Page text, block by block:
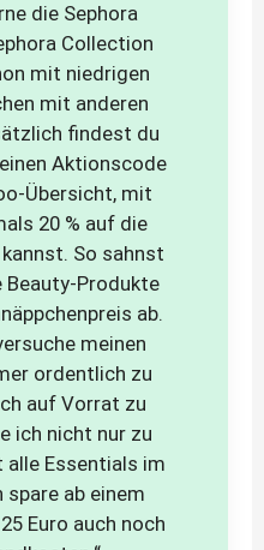
die Sephora
Collection
mit niedrigen
mit anderen
findest du
Aktionscode
Übersicht, mit
20 % auf die
So sahnst
Produkte
ab.
meinen
ordentlich zu
auf Vorrat zu
ich nicht nur zu
Essentials im
spare ab einem
Euro auch noch